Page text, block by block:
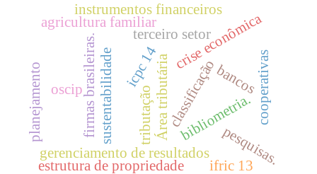
classificação
Área tributária
tributação
gerenciamento de resultados
estrutura de propriedade
firmas brasileiras.
agricultura familiar
bibliometria.
bancos
crise econômica
instrumentos financeiros
pesquisas.
terceiro setor
oscip sustentabilidade
ifric 13
planejamento icpc 14 cooperativas